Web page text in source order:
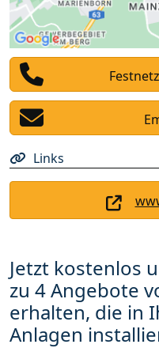
Links
Jetzt kostenlos
zu 4 Angebote
erhalten, die in
Anlagen